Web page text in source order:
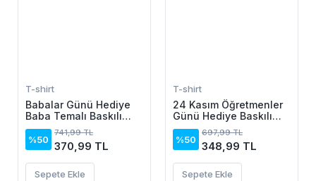
T-shirt
Babalar Günü Hediye
Baba Temalı Baskılı
Oversize Bisiklet Yaka
T-shirt - Beyaz
%50
741,99 TL
370,99 TL
Sepete Ekle
T-shirt
24 Kasım Öğretmenler
Günü Hediye Baskılı
Oversize Bisiklet Yaka
T-shirt - Siyah
%50
697,99 TL
348,99 TL
Sepete Ekle